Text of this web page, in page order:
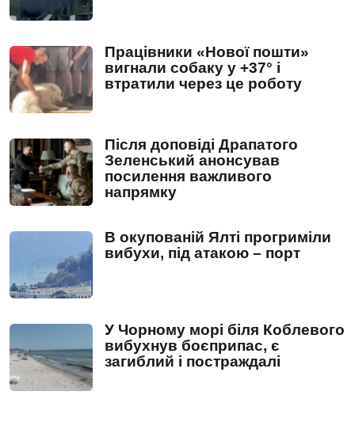
Працівники «Нової пошти»
вигнали собаку у +37° і
втратили через це роботу
Після доповіді Драпатого
Зеленський анонсував
посилення важливого
напрямку
В окупованій Ялті прогриміли
вибухи, під атакою – порт
У Чорному морі біля Коблевого
вибухнув боєприпас, є
загиблий і постраждалі